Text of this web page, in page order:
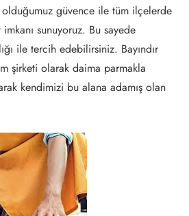
güvence ile tüm ilçelerde
sunuyoruz. Bu sayede
ile tercih edebilirsiniz. Bayındır
şirketi olarak daima parmakla
kendimizi bu alana adamış olan